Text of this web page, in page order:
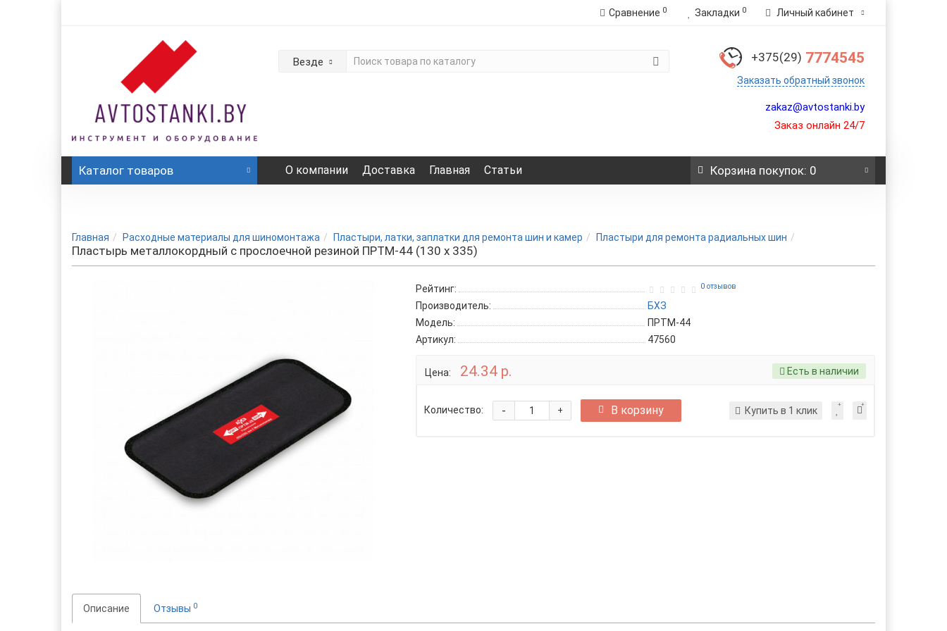
Сравнение 0 Закладки 0 Личный кабинет
Везде +375(29) 7774545
Заказать обратный звонок
zakaz@avtostanki.by
Заказ онлайн 24/7
Каталог товаров О компании Доставка Главная Статьи Корзинапокупок: 0
Главная Расходные материалы для шиномонтажа Пластыри, латки, заплатки для ремонта шин и камер Пластыри для ремонта радиальных шин
Пластырь металлокордный с прослоечной резиной ПРТМ-44 (130 х 335)
Рейтинг: 0 отзывов
Производитель:
БХЗ
Модель:
ПРТМ-44
Артикул:
47560
Цена: 24.34 р. Есть в наличии
Количество: +
- В корзину Купить в 1 клик
Описание Отзывы 0